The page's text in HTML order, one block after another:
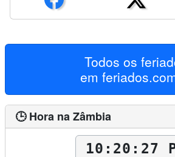
Todos os
em
🕒 Hora na Zâmbia
10:20:28